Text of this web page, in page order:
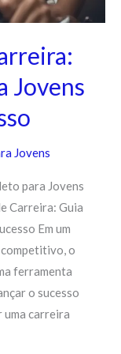
Jovens
Jovens
para Jovens
Carreira: Guia
Em um
o
ferramenta
o sucesso
uma carreira